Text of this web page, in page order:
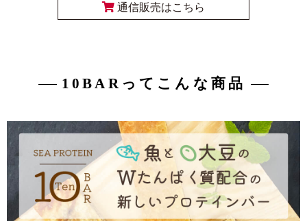
通信販売はこちら
10BARってこんな商品